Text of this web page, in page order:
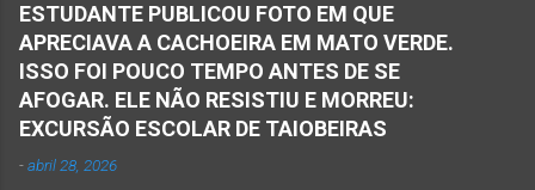
Pelotão do Corpo de Bombeiros Militar de
Janaúba seguiram para o local. Uma mulher
morreu e a outra vítima ficou gravemente
ferida e foi levada pelos socorristas do Samu
para o hospital na cidade de Monte Azul. Essa
ESTUDANTE PUBLICOU FOTO EM QUE
APRECIAVA A CACHOEIRA EM MATO VERDE.
ISSO FOI POUCO TEMPO ANTES DE SE
AFOGAR. ELE NÃO RESISTIU E MORREU:
EXCURSÃO ESCOLAR DE TAIOBEIRAS
-abril 28, 2026